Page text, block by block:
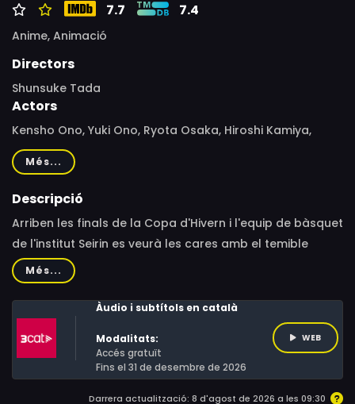
7.7 7.4
Anime, Animació
Directors
Shunsuke Tada
Actors
Kensho Ono, Yuki Ono, Ryota Osaka, Hiroshi Kamiya,
Daisuke Ono
Més...
Descripció
Arriben les finals de la Copa d'Hivern i l'equip de bàsquet
de l'institut Seirin es veurà les cares amb el temible
equip de institut Rakuzan. Les estrelles del Seirin, el Taiga
Kagami i el Tetsuya Kuroko, necessiten trobar la millor
sinergia i treball en equip possibles si volen enderrocar
Més...
Àudio i subtítols en català
Modalitats:
Accés gratuït
Fins el 31 de desembre de 2026
WEB
Darrera actualització: 8 d'agost de 2026 a les 09:30